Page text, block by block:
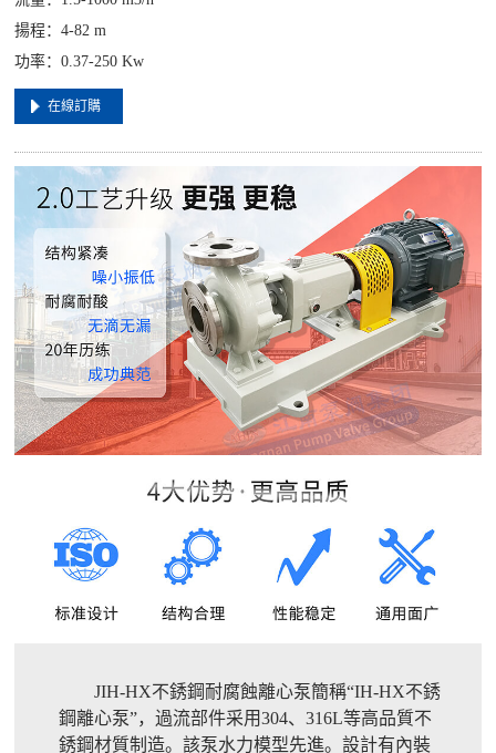
揚程：4-82 m
功率：0.37-250 Kw
在線訂購
JIH-HX不銹鋼耐腐蝕離心泵簡稱“IH-HX不銹
鋼離心泵”，過流部件采用304、316L等高品質不
銹鋼材質制造。該泵水力模型先進。設計有內裝